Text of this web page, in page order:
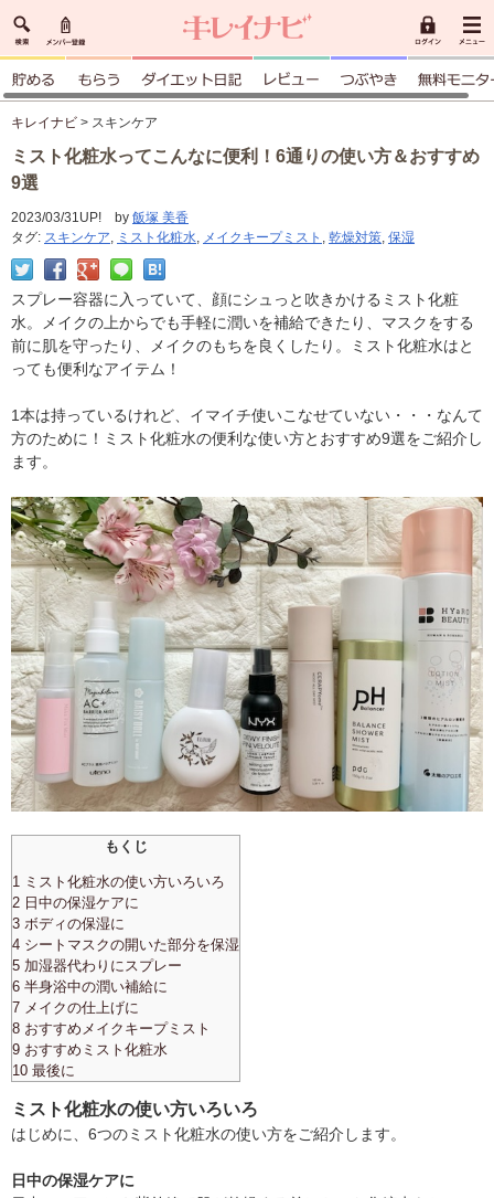
キレイナビ > スキンケア
ミスト化粧水ってこんなに便利！6通りの使い方＆おすすめ
9選
2023/03/31UP! by 飯塚 美香
タグ: スキンケア, ミスト化粧水, メイクキープミスト , 乾燥対策, 保湿
スプレー容器に入っていて、顔にシュっと吹きかけるミスト化粧
水。メイクの上からでも手軽に潤いを補給できたり、マスクをする
前に肌を守ったり、メイクのもちを良くしたり。ミスト化粧水はと
っても便利なアイテム！
1本は持っているけれど、イマイチ使いこなせていない・・・なんて
方のために！ミスト化粧水の便利な使い方とおすすめ9選をご紹介し
ます。
もくじ
1 ミスト化粧水の使い方いろいろ
2 日中の保湿ケアに
3 ボディの保湿に
4 シートマスクの開いた部分を保湿
5 加湿器代わりにスプレー
6 半身浴中の潤い補給に
7 メイクの仕上げに
8 おすすめメイクキープミスト
9 おすすめミスト化粧水
10 最後に
ミスト化粧水の使い方いろいろ
はじめに、6つのミスト化粧水の使い方をご紹介します。
日中の保湿ケアに